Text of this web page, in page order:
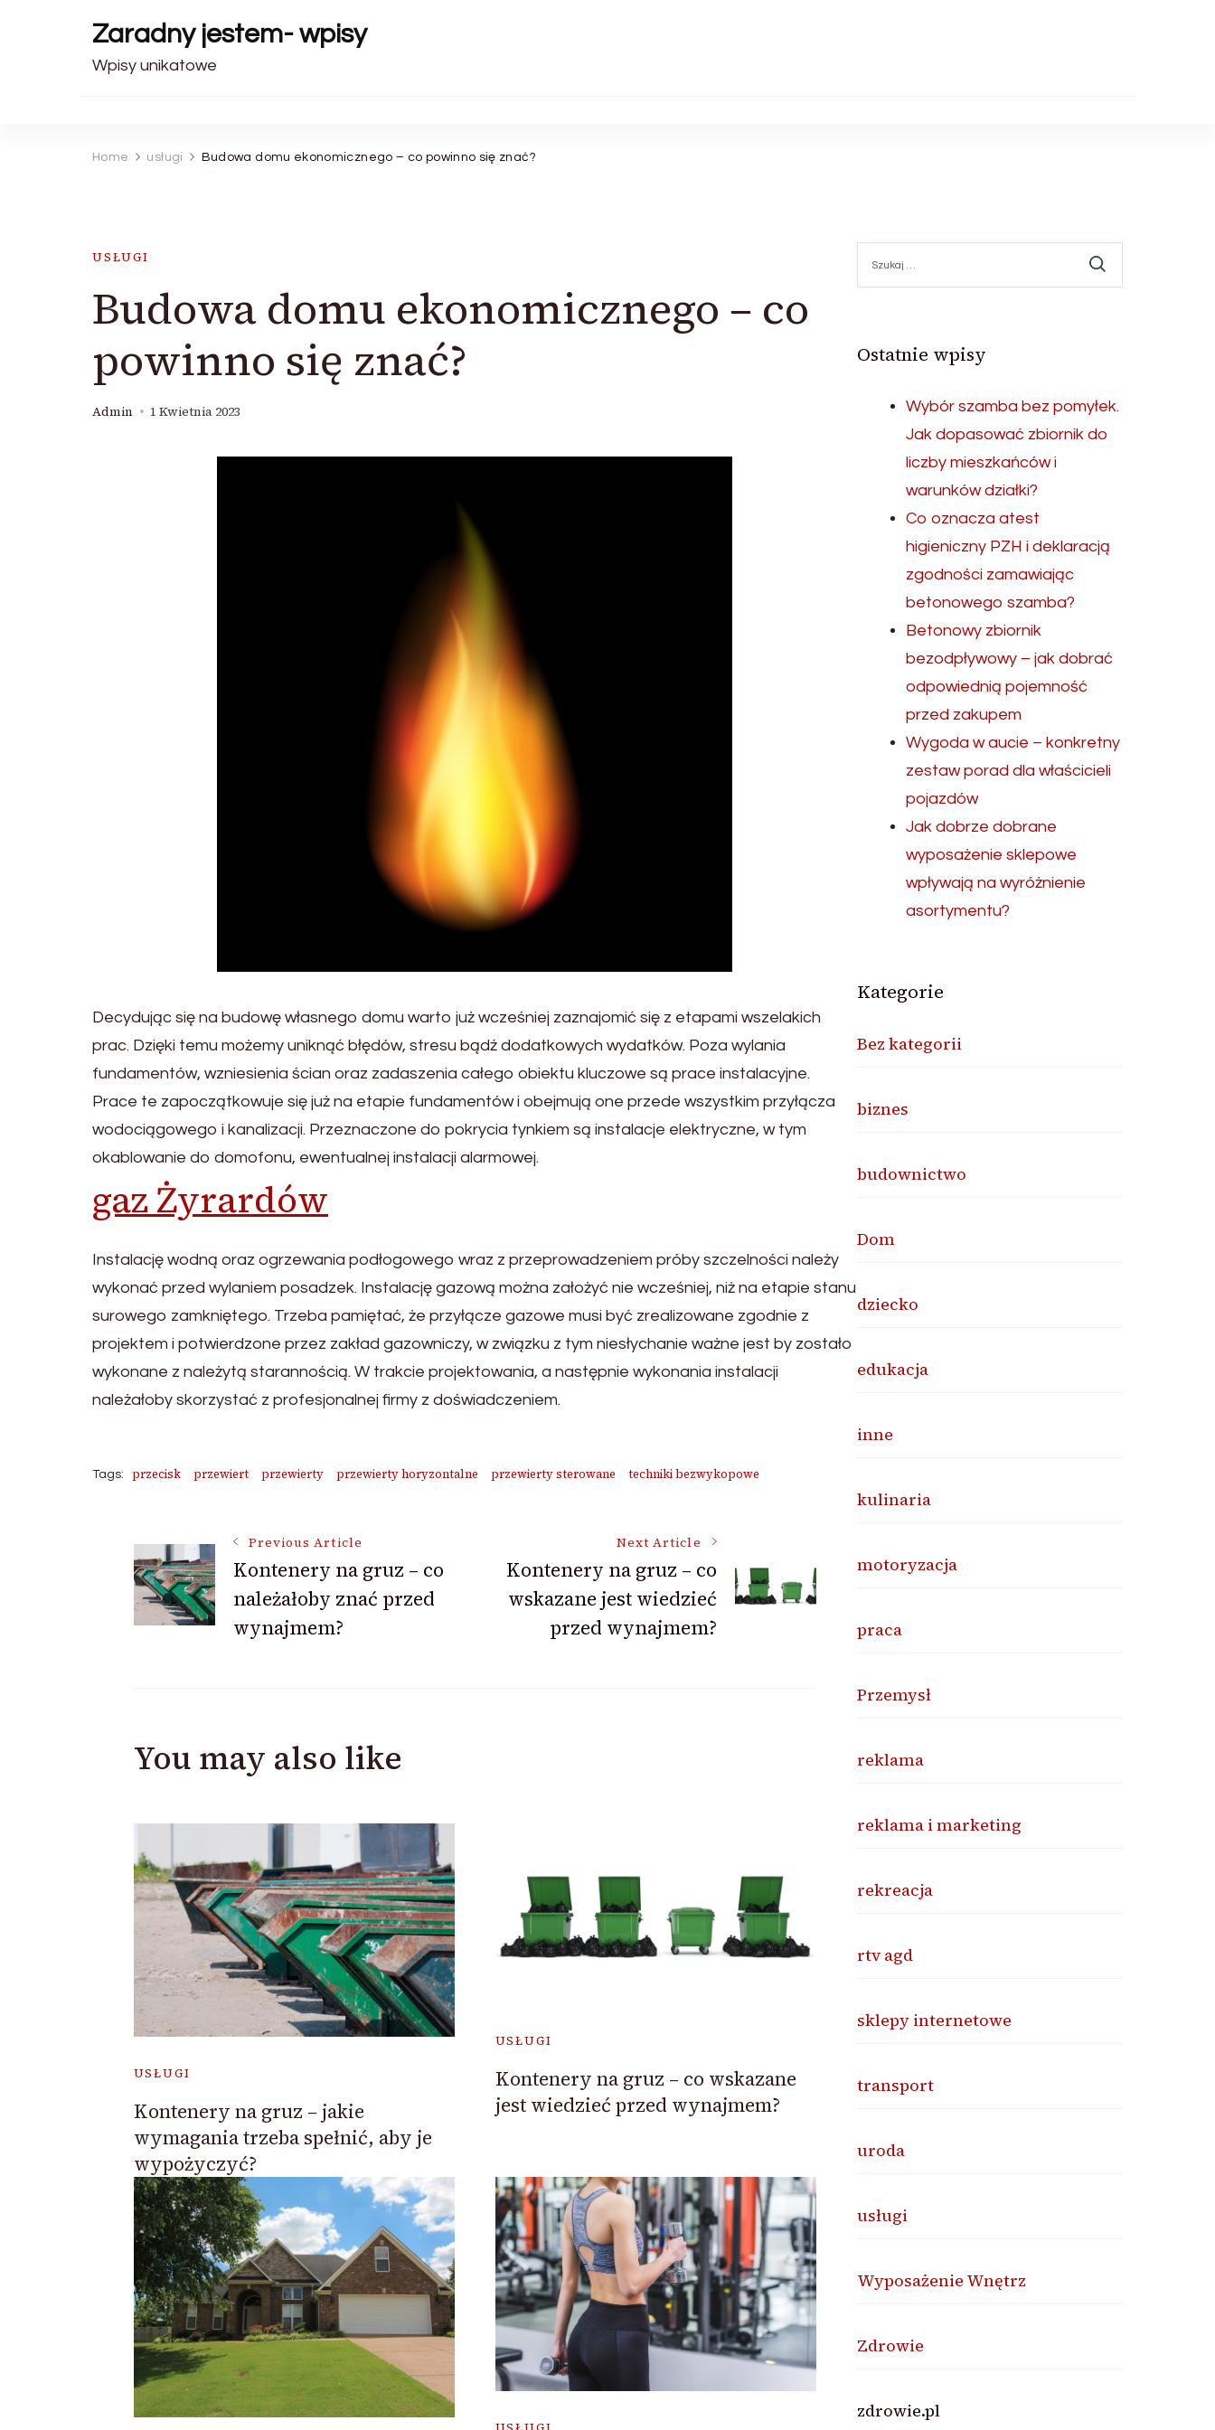
Zaradny jestem- wpisy
Wpisy unikatowe
Home usługi Budowa domu ekonomicznego – co powinno się znać?
USŁUGI
Budowa domu ekonomicznego – co
powinno się znać?
Admin 1 Kwietnia 2023
Decydując się na budowę własnego domu warto już wcześniej zaznajomić się z etapami wszelakich
prac. Dzięki temu możemy uniknąć błędów, stresu bądź dodatkowych wydatków. Poza wylania
fundamentów, wzniesienia ścian oraz zadaszenia całego obiektu kluczowe są prace instalacyjne.
Prace te zapoczątkowuje się już na etapie fundamentów i obejmują one przede wszystkim przyłącza
wodociągowego i kanalizacji. Przeznaczone do pokrycia tynkiem są instalacje elektryczne, w tym
okablowanie do domofonu, ewentualnej instalacji alarmowej.
gaz Żyrardów
Instalację wodną oraz ogrzewania podłogowego wraz z przeprowadzeniem próby szczelności należy
wykonać przed wylaniem posadzek. Instalację gazową można założyć nie wcześniej, niż na etapie stanu
surowego zamkniętego. Trzeba pamiętać, że przyłącze gazowe musi być zrealizowane zgodnie z
projektem i potwierdzone przez zakład gazowniczy, w związku z tym niesłychanie ważne jest by zostało
wykonane z należytą starannością. W trakcie projektowania, a następnie wykonania instalacji
należałoby skorzystać z profesjonalnej firmy z doświadczeniem.
Tags: przecisk przewiert przewierty przewierty horyzontalne przewierty sterowane techniki bezwykopowe
Post
Navigation
Previous Article
Kontenery na gruz – co
należałoby znać przed
wynajmem?
Next Article
Kontenery na gruz – co
wskazane jest wiedzieć
przed wynajmem?
You may also like
USŁUGI
Kontenery na gruz – jakie
wymagania trzeba spełnić, aby je
wypożyczyć?
USŁUGI
Kontenery na gruz – co wskazane
jest wiedzieć przed wynajmem?
Ostatnie wpisy
Wybór szamba bez pomyłek.
Jak dopasować zbiornik do
liczby mieszkańców i
warunków działki?
Co oznacza atest
higieniczny PZH i deklaracją
zgodności zamawiając
betonowego szamba?
Betonowy zbiornik
bezodpływowy – jak dobrać
odpowiednią pojemność
przed zakupem
Wygoda w aucie – konkretny
zestaw porad dla właścicieli
pojazdów
Jak dobrze dobrane
wyposażenie sklepowe
wpływają na wyróżnienie
asortymentu?
Kategorie
Bez kategorii
biznes
budownictwo
Dom
dziecko
edukacja
inne
kulinaria
motoryzacja
praca
Przemysł
reklama
reklama i marketing
rekreacja
rtv agd
sklepy internetowe
transport
uroda
usługi
Wyposażenie Wnętrz
Zdrowie
zdrowie.pl